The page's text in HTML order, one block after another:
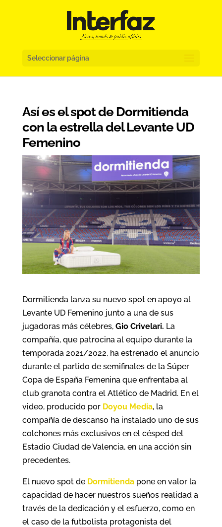
Seleccionar página
Así es el spot de Dormitienda
con la estrella del Levante UD
Femenino
Dormitienda lanza su nuevo spot en apoyo al
Levante UD Femenino junto a una de sus
jugadoras más célebres, Gio Crivelari. La
compañía, que patrocina al equipo durante la
temporada 2021/2022, ha estrenado el anuncio
durante el partido de semifinales de la Súper
Copa de España Femenina que enfrentaba al
club granota contra el Atlético de Madrid. En el
video, producido por Doyou Media, la
compañía de descanso ha instalado uno de sus
colchones más exclusivos en el césped del
Estadio Ciudad de Valencia, en una acción sin
precedentes.
El nuevo spot de Dormitiendapone en valor la
capacidad de hacer nuestros sueños realidad a
través de la dedicación y el esfuerzo, como en
el caso de la futbolista protagonista del